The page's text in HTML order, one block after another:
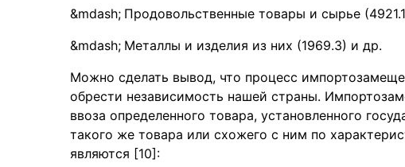
Продовольственные товары и сырье
Металлы и изделия из них (1969.3) и др.
Можно сделать вывод, что процесс
обрести независимость нашей страны.
ввоза определенного товара, установленного
такого же товара или схожего с ним по
являются [10]: